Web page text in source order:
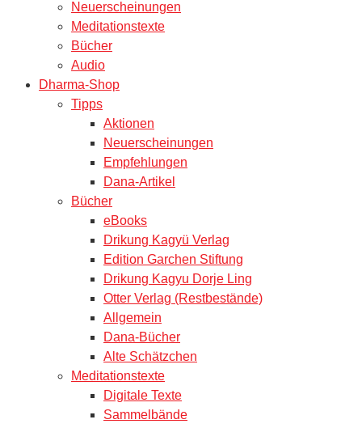
Neuerscheinungen
Meditationstexte
Bücher
Audio
Dharma-Shop
Tipps
Aktionen
Neuerscheinungen
Empfehlungen
Dana-Artikel
Bücher
eBooks
Drikung Kagyü Verlag
Edition Garchen Stiftung
Drikung Kagyu Dorje Ling
Otter Verlag (Restbestände)
Allgemein
Dana-Bücher
Alte Schätzchen
Meditationstexte
Digitale Texte
Sammelbände